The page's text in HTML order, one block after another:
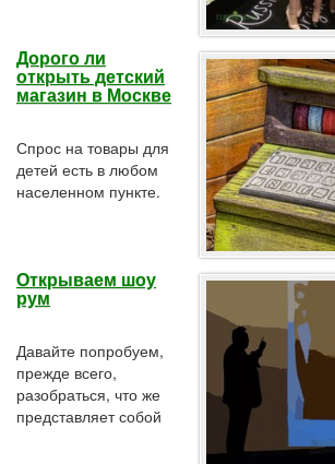
людей и подарил
всем массу
положительных
итальянского
шампанского, легкие
закуски, много
платьях винного
цвета-это очень
вкусно, весело и
Дорого ли
открыть детский
магазин в Москве
Спрос на товары для
детей есть в любом
населенном пункте.
специализированное
ли это заведение или
комиссионка
Открываем шоу
рум
Давайте попробуем,
прежде всего,
разобраться, что же
представляет собой